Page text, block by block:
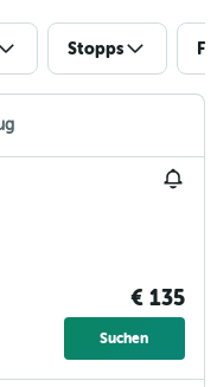
Stopps
€ 135
Suchen